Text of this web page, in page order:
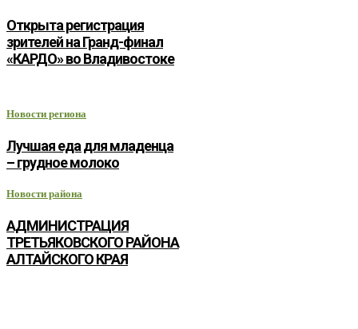
Открыта регистрация
зрителей на Гранд-финал
«КАРДО» во Владивостоке
Новости региона
Лучшая еда для младенца
– грудное молоко
Новости района
АДМИНИСТРАЦИЯ
ТРЕТЬЯКОВСКОГО РАЙОНА
АЛТАЙСКОГО КРАЯ